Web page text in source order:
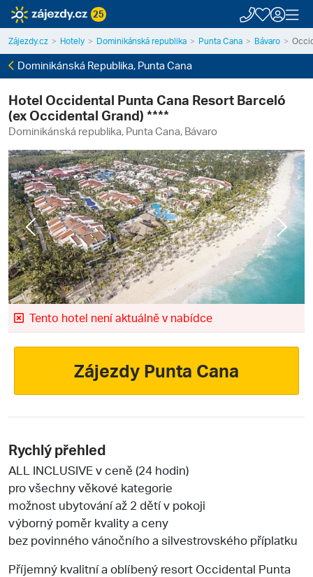
25
Zájezdy.cz Hotely Dominikánská republika Punta Cana Bávaro
Dominikánská Republika, Punta Cana
Hotel Occidental Punta Cana Resort Barceló
(ex Occidental Grand) ****
Dominikánská republika, Punta Cana, Bávaro
Previous Next
Tento hotel není aktuálně v nabídce
Zájezdy Punta Cana
Rychlý přehled
ALL INCLUSIVE v ceně (24 hodin)
pro všechny věkové kategorie
možnost ubytování až 2 dětí v pokoji
výborný poměr kvality a ceny
bez povinného vánočního a silvestrovského příplatku
Příjemný kvalitní a oblíbený resort Occidental Punta